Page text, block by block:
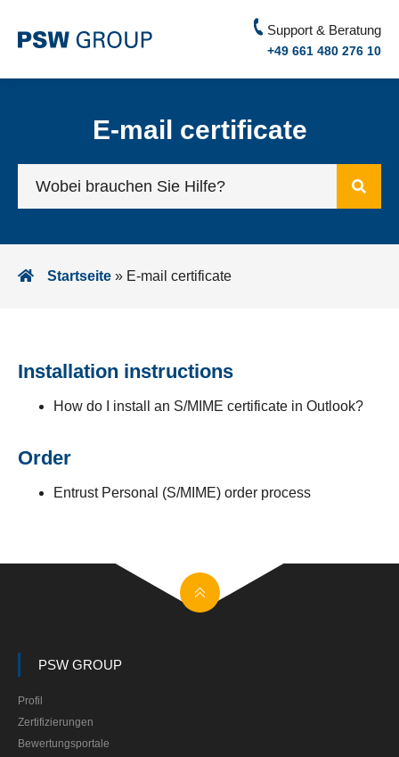
Support & Beratung
+49 661 480 276 10
E-mail certificate
Startseite » E-mail certificate
Installation instructions
How do I install an S/MIME certificate in Outlook?
Order
Entrust Personal (S/MIME) order process
PSW GROUP
Profil
Zertifizierungen
Bewertungsportale